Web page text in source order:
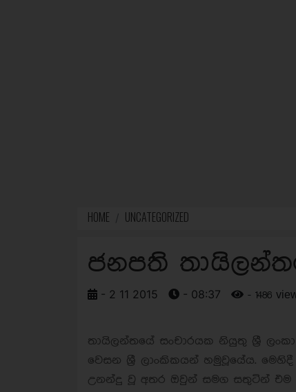
HOME UNCATEGORIZED
ජනපති
- 2 11 2015 - 08:37 - 1486
තායිලන්තයේ සංචාරයක නියුතු ශ්‍රී
වෙසන ශ්‍රී ලාංකිකයන් හමුවූයේය.
උනන්දු වූ අතර ඔවුන් සමග සතුටින් එම